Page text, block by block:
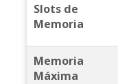
Slots de
Memoria
Memoria
Máxima